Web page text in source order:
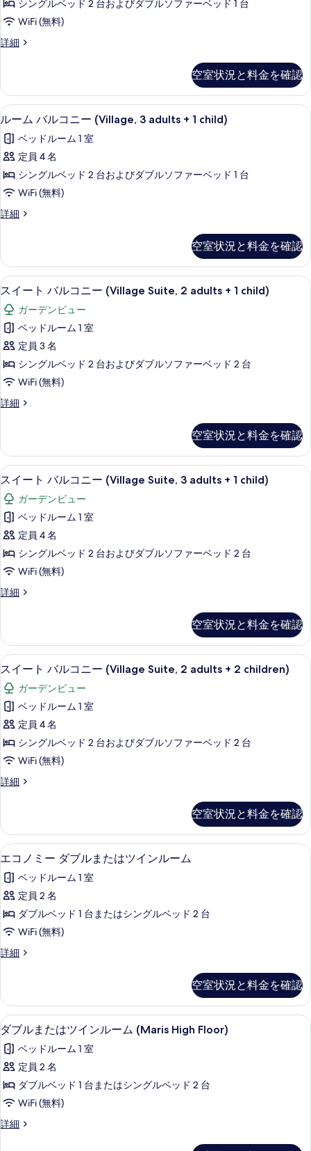
の
す
べ
写
真
を
表
示
す
る
+
の
ル
コ
ニ
(Village,
adults
+
2
children)
の
す
べ
写
真
を
表
示
す
る
シングルベッド 2 台およびダブルソファーベッド 1 台
WiFi (無料)
詳細
ル
ル
コ
ニ
(Village,
2
+
2
の
空室状況と料金を確認
ル
ー
ム
バ
ル
コ
ニ
(Village,
adults
+
child)
の
す
べ
て
真
を
表
示
す
る
ミニバー、セーフティボックス (室
5
ルーム バルコニー (Village, 3 adults + 1 child)
ベッドルーム 1 室
定員 4 名
シングルベッド 2 台およびダブルソファーベッド 1 台
WiFi (無料)
詳細
ル
ル
コ
ニ
(Village,
3
+
child)
の
詳
空室状況と料金を確認
ス
イ
ー
ト
バ
ル
コ
ニ
(Village
Suite,
2
adults
+
child)
の
す
べ
写
真
を
表
示
す
る
ミニバー、セーフティボックス (室
5
スイート バルコニー (Village Suite, 2 adults + 1 child)
ガーデンビュー
ベッドルーム 1 室
定員 3 名
シングルベッド 2 台およびダブルソファーベッド 2 台
WiFi (無料)
詳細
ス
バ
ル
コ
ー
(Village
2
adults
child)
空室状況と料金を確認
ス
イ
ー
ト
バ
ル
コ
ニ
(Village
Suite,
3
adults
+
child)
の
す
べ
写
真
を
表
示
す
る
ミニバー、セーフティボックス (室
5
スイート バルコニー (Village Suite, 3 adults + 1 child)
ガーデンビュー
ベッドルーム 1 室
定員 4 名
シングルベッド 2 台およびダブルソファーベッド 2 台
WiFi (無料)
詳細
ス
バ
ル
コ
ー
(Village
3
adults
child)
空室状況と料金を確認
ス
イ
ー
ト
バ
ル
コ
ニ
(Village
Suite,
2
adults
+
2
children)
の
す
の
写
真
を
表
示
す
ミニバー、セーフティボックス (室
5
スイート バルコニー (Village Suite, 2 adults + 2 children)
ガーデンビュー
ベッドルーム 1 室
定員 4 名
シングルベッド 2 台およびダブルソファーベッド 2 台
WiFi (無料)
詳細
ス
バ
ル
コ
ー
(Village
2
adults
2
細
空室状況と料金を確認
エ
コ
ノ
ミ
ー
ダ
ブ
ま
た
は
ツ
イ
ン
ル
ー
ミニバー、セーフティボックス (室
4
エコノミー ダブルまたはツインルーム
ベッドルーム 1 室
定員 2 名
ダブルベッド 1 台またはシングルベッド 2 台
WiFi (無料)
詳細
エ
ー
ダ
ブ
ル
ま
た
ツ
イ
ル
空室状況と料金を確認
ダ
ブ
ル
ま
た
は
ツ
ミニバー、セーフティボックス (室
4
ダブルまたはツインルーム (Maris High Floor)
ベッドルーム 1 室
定員 2 名
ダブルベッド 1 台またはシングルベッド 2 台
WiFi (無料)
詳細
ダ